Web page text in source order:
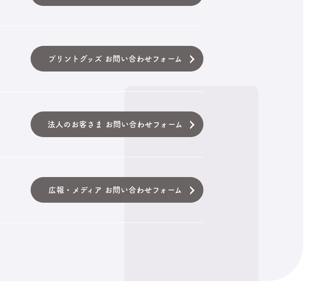
プリントグッズ お問い合わせフォーム
法人のお客さま お問い合わせフォーム
広報・メディア お問い合わせフォーム